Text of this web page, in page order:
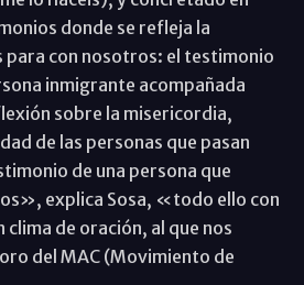
donde se refleja la
para con nosotros: el testimonio
inmigrante acompañada
sobre la misericordia,
de las personas que pasan
de una persona que
explica Sosa, «todo ello con
clima de oración, al que nos
del MAC (Movimiento de